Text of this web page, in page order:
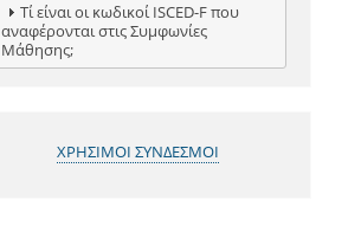
Τί είναι οι κωδικοί ISCED-F που
αναφέρονται στις Συμφωνίες
Μάθησης;
ΧΡΗΣΙΜΟΙ ΣΥΝΔΕΣΜΟΙ